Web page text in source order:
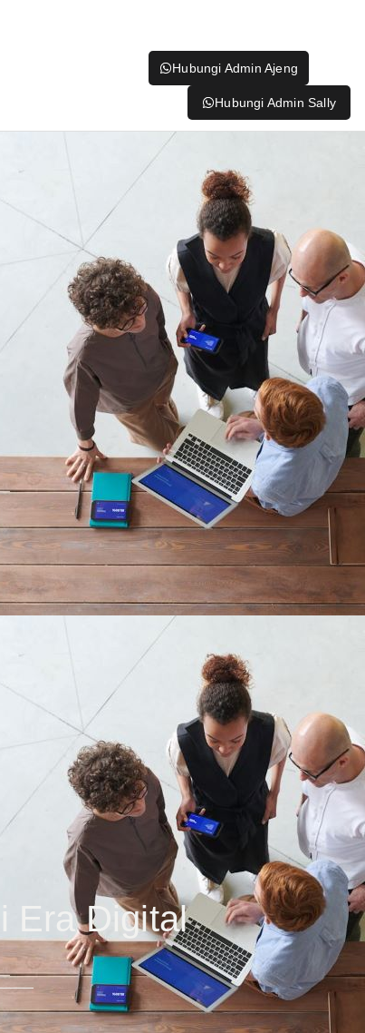
Hubungi Admin Ajeng
Hubungi Admin Sally
Era Digital